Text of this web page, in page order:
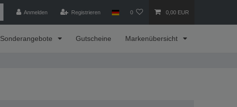
Anmelden Registrieren 0 0,00 EUR
Sonderangebote Gutscheine Markenübersicht